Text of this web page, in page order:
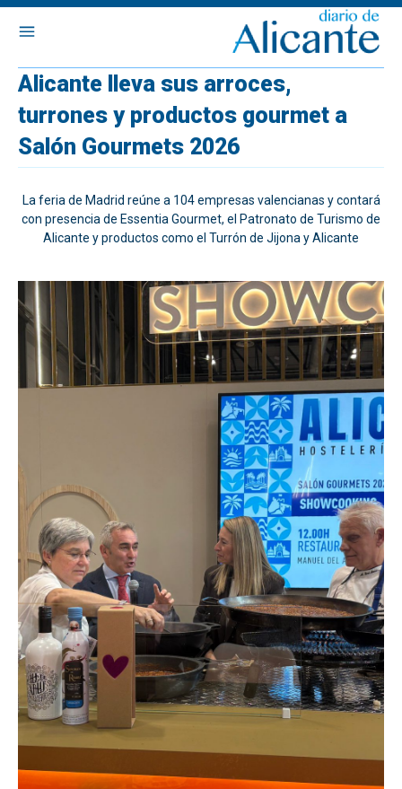
Alicante lleva sus arroces,
turrones y productos gourmet a
Salón Gourmets 2026
La feria de Madrid reúne a 104 empresas valencianas y contará
con presencia de Essentia Gourmet, el Patronato de Turismo de
Alicante y productos como el Turrón de Jijona y Alicante